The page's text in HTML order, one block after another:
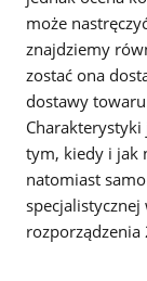
może
znajdziemy
zostać ona
dostawy
tym, kiedy i jak
natomiast